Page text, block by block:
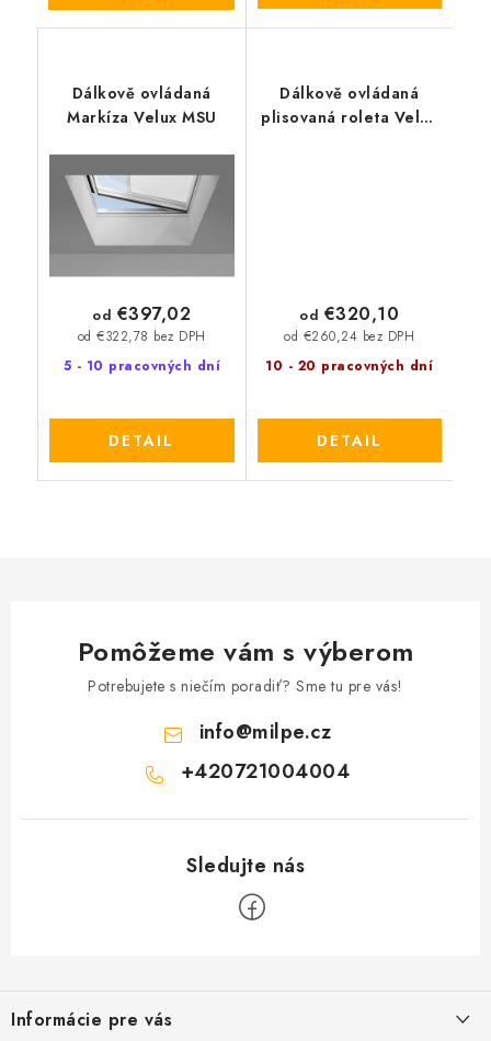
Dálkově ovládaná
Markíza Velux MSU
5 - 10 pracovných dní
od €322,78 bez DPH
od €397,02
DETAIL
Dálkově ovládaná
plisovaná roleta Velux
10 - 20 pracovných dní
od €260,24 bez DPH
od €320,10
DETAIL
Pomôžeme vám s výberom
Potrebujete s niečím poradiť? Sme tu pre vás!
info@milpe.cz
+420721004004
pInformácie pre vás